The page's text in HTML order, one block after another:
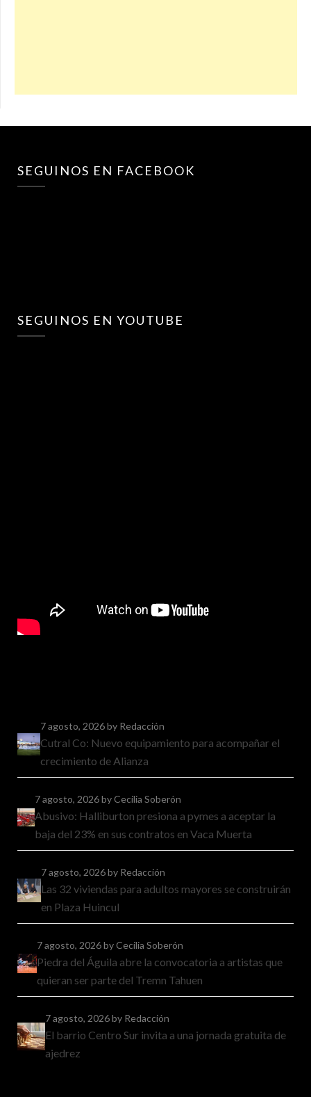
SEGUINOS EN FACEBOOK
SEGUINOS EN YOUTUBE
7 agosto, 2026by Redacción
Cutral Co: Nuevo equipamiento para acompañar el
crecimiento de Alianza
7 agosto, 2026by Cecilia Soberón
Abusivo: Halliburton presiona a pymes a aceptar la
baja del 23% en sus contratos en Vaca Muerta
7 agosto, 2026by Redacción
Las 32 viviendas para adultos mayores se construirán
en Plaza Huincul
7 agosto, 2026by Cecilia Soberón
Piedra del Águila abre la convocatoria a artistas que
quieran ser parte del Tremn Tahuen
7 agosto, 2026by Redacción
El barrio Centro Sur invita a una jornada gratuita de
ajedrez